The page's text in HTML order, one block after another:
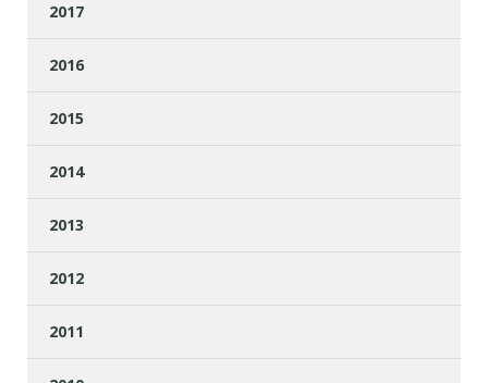
2017
2016
2015
2014
2013
2012
2011